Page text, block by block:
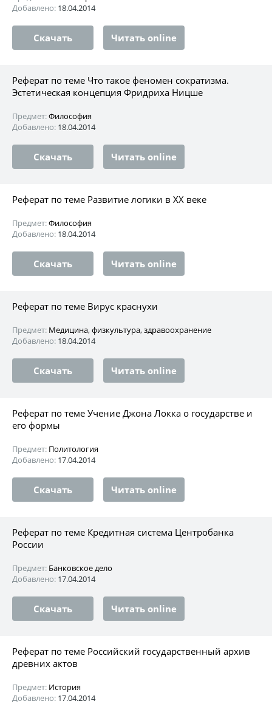
Добавлено: 18.04.2014
Скачать Читать online
Реферат по теме Что такое феномен сократизма.
Эстетическая концепция Фридриха Ницше
Предмет:Философия
Добавлено: 18.04.2014
Скачать Читать online
Реферат по теме Развитие логики в XX веке
Предмет:Философия
Добавлено: 18.04.2014
Скачать Читать online
Реферат по теме Вирус краснухи
Предмет: Медицина, физкультура, здравоохранение
Добавлено: 18.04.2014
Скачать Читать online
Реферат по теме Учение Джона Локка о государстве и
его формы
Предмет: Политология
Добавлено: 17.04.2014
Скачать Читать online
Реферат по теме Кредитная система Центробанка
России
Предмет: Банковское дело
Добавлено: 17.04.2014
Скачать Читать online
Реферат по теме Российский государственный архив
древних актов
Предмет: История
Добавлено: 17.04.2014